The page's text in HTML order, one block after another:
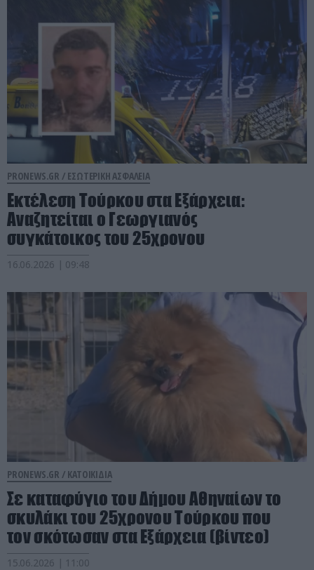
PRONEWS.GR / ΕΣΩΤΕΡΙΚΗ ΑΣΦΑΛΕΙΑ
Εκτέλεση Τούρκου στα Εξάρχεια:
Αναζητείται ο Γεωργιανός
συγκάτοικος του 25χρονου
16.06.2026 | 09:48
PRONEWS.GR / ΚΑΤΟΙΚΙΔΙΑ
Σε καταφύγιο του Δήμου Αθηναίων το
σκυλάκι του 25χρονου Τούρκου που
τον σκότωσαν στα Εξάρχεια (βίντεο)
15.06.2026 | 11:00